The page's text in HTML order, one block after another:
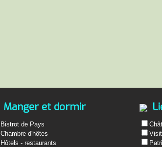
Manger et dormir
Bistrot de Pays
Chambre d'hôtes
Hôtels - restaurants